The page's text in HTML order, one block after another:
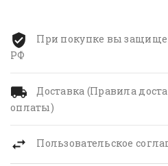
При покупке вы
РФ
Доставка (Правила
оплаты)
Пользовательское